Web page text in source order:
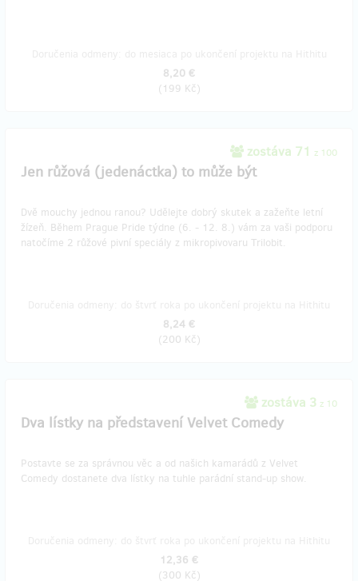
8,20 €
(199 Kč)
zostáva 71 z 100
Jen růžová (jedenáctka) to může být
Dvě mouchy jednou ranou? Udělejte dobrý skutek a zažeňte letní
žízeň. Během Prague Pride týdne (6. - 12. 8.) vám za vaši podporu
natočíme 2 růžové pivní speciály z mikropivovaru Trilobit.
8,24 €
(200 Kč)
zostáva 3 z 10
Dva lístky na představení Velvet Comedy
Postavte se za správnou věc a od našich kamarádů z Velvet
Comedy dostanete dva lístky na tuhle parádní stand-up show.
12,36 €
(300 Kč)